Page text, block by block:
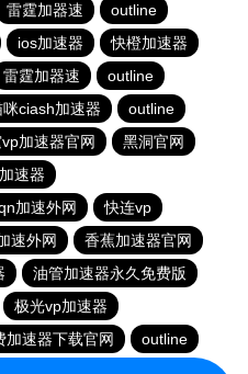
雷霆加器速
outline
ios加速器
快橙加速器
雷霆加器速
outline
ciash加速器
outline
加速器官网
黑洞官网
速器
加速外网
快连vp
速外网
香蕉加速器官网
油管加速器永久免费版
极光vp加速器
加速器下载官网
outline